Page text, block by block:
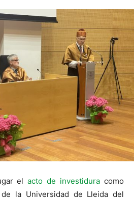
elacto de investidura como
la Universidad de Lleida del